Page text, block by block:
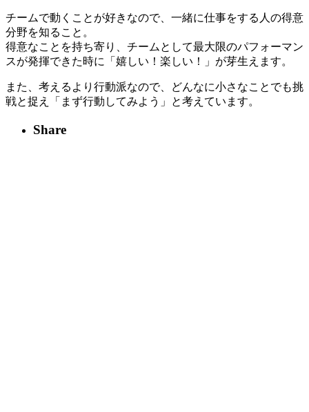
チームで動くことが好きなので、一緒に仕事をする人の得意
分野を知ること。
得意なことを持ち寄り、チームとして最大限のパフォーマン
スが発揮できた時に「嬉しい！楽しい！」が芽生えます。
また、考えるより行動派なので、どんなに小さなことでも挑
戦と捉え「まず行動してみよう」と考えています。
Share